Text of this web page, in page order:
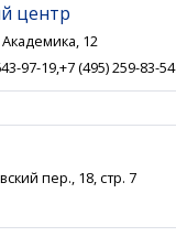
центр
12
97-19,+7 (495) 259-83-54
пер., 18, стр. 7